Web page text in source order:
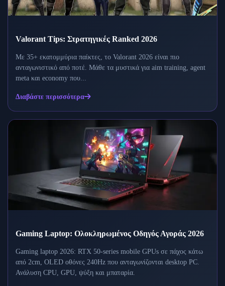
Valorant Tips: Στρατηγικές Ranked 2026
Με 35+ εκατομμύρια παίκτες, το Valorant 2026 είναι πιο
ανταγωνιστικό από ποτέ. Μάθε τα μυστικά για aim training, agent
meta και economy που...
Διαβάστε περισσότερα
Gaming Laptop: Ολοκληρωμένος Οδηγός Αγοράς 2026
Gaming laptop 2026: RTX 50-series mobile GPUs σε πάχος κάτω
από 2cm, OLED οθόνες 240Hz που ανταγωνίζονται desktop PC.
Ανάλυση CPU, GPU, ψύξη και μπαταρία.